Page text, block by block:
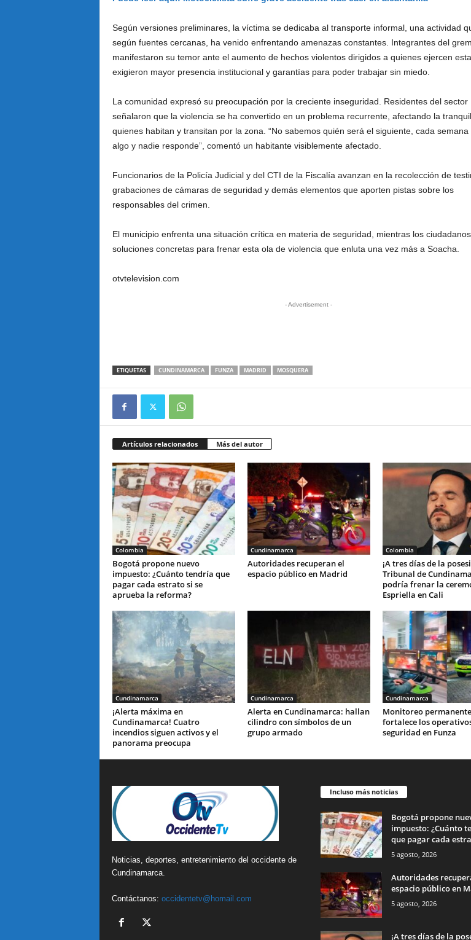
Según versiones preliminares, la víctima se dedicaba al transporte informal, una actividad
según fuentes cercanas, ha venido enfrentando amenazas constantes. Integrantes del
manifestaron su temor ante el aumento de hechos violentos dirigidos a quienes ejercen
exigieron mayor presencia institucional y garantías para poder trabajar sin miedo.
La comunidad expresó su preocupación por la creciente inseguridad. Residentes del sector
señalaron que la violencia se ha convertido en un problema recurrente, afectando la
quienes habitan y transitan por la zona. “No sabemos quién será el siguiente, cada semana
algo y nadie responde”, comentó un habitante visiblemente afectado.
Funcionarios de la Policía Judicial y del CTI de la Fiscalía avanzan en la recolección de
grabaciones de cámaras de seguridad y demás elementos que aporten pistas sobre los
responsables del crimen.
El municipio enfrenta una situación crítica en materia de seguridad, mientras los
soluciones concretas para frenar esta ola de violencia que enluta una vez más a Soacha.
otvtelevision.com
- Advertisement -
ETIQUETAS CUNDINAMARCA FUNZA MADRID MOSQUERA
Artículos relacionados Más del autor
Colombia
Bogotá propone nuevo
impuesto: ¿Cuánto tendría que
pagar cada estrato si se
aprueba la reforma?
Cundinamarca
Autoridades recuperan el
espacio público en Madrid
Colombia
¡A tres días de la
Tribunal de
podría frenar la
Espriella en Cali
Cundinamarca
¡Alerta máxima en
Cundinamarca! Cuatro
incendios siguen activos y el
panorama preocupa
Cundinamarca
Alerta en Cundinamarca: hallan
cilindro con símbolos de un
grupo armado
Cundinamarca
Monitoreo permanente
fortalece los
seguridad en Funza
Noticias, deportes, entretenimiento del occidente de
Cundinamarca.
Contáctanos: occidentetv@homail.com
Incluso más noticias
Bogotá propone
impuesto: ¿Cuánto
que pagar cada
5 agosto, 2026
Autoridades
espacio público en
5 agosto, 2026
¡A tres días de la